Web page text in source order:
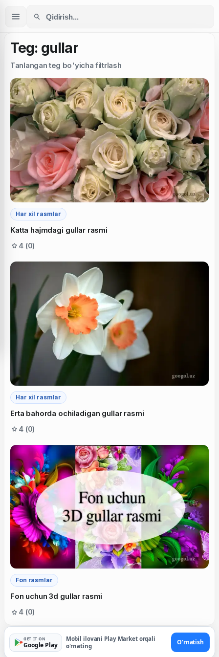
Teg: gullar
Tanlangan teg bo'yicha filtrlash
Har xil rasmlar
Katta hajmdagi gullar rasmi
4 (0)
Har xil rasmlar
Erta bahorda ochiladigan gullar rasmi
4 (0)
Fon rasmlar
Fon uchun 3d gullar rasmi
4 (0)
GET IT ON
Google Play
Mobil ilovani Play Market orqali
o'rnating
O'rnatish